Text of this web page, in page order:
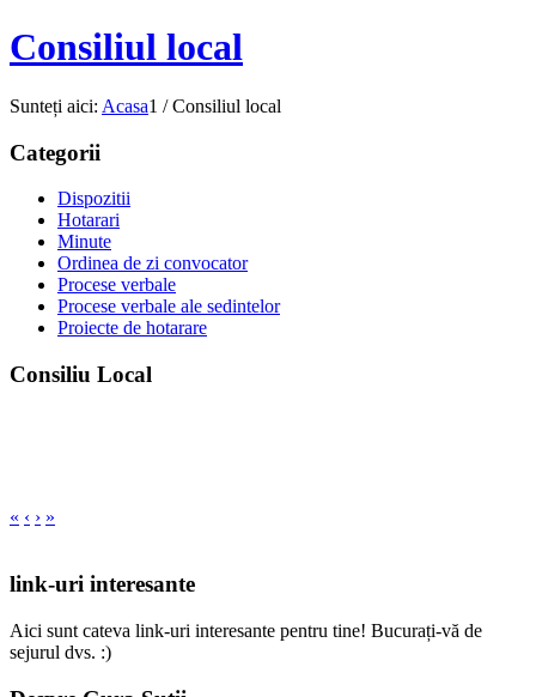
Consiliul local
Sunteți aici: Acasa1 / Consiliul local
Categorii
Dispozitii
Hotarari
Minute
Ordinea de zi convocator
Procese verbale
Procese verbale ale sedintelor
Proiecte de hotarare
Consiliu Local
« ‹ › »
link-uri interesante
Aici sunt cateva link-uri interesante pentru tine! Bucurați-vă de
sejurul dvs. :)